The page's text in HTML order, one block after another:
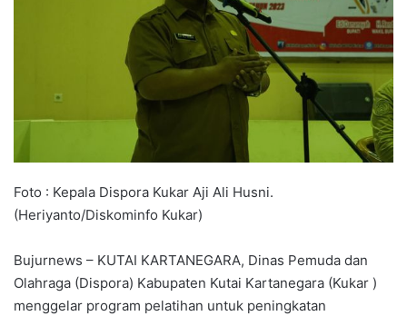
Foto : Kepala Dispora Kukar Aji Ali Husni.
(Heriyanto/Diskominfo Kukar)
Bujurnews – KUTAI KARTANEGARA, Dinas Pemuda dan
Olahraga (Dispora) Kabupaten Kutai Kartanegara (Kukar )
menggelar program pelatihan untuk peningkatan